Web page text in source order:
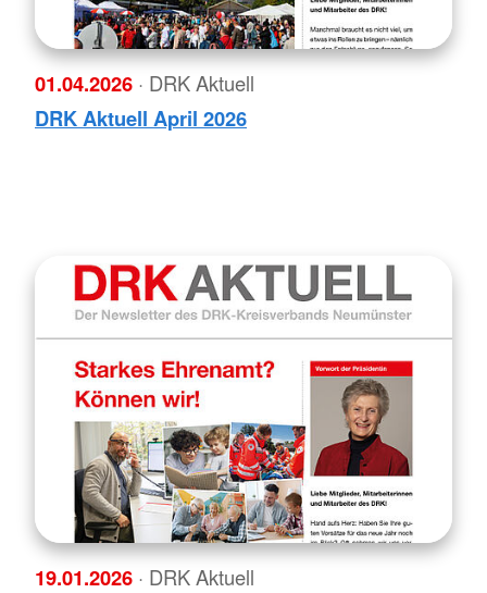
01.04.2026 · DRK Aktuell
DRK Aktuell April 2026
19.01.2026 · DRK Aktuell